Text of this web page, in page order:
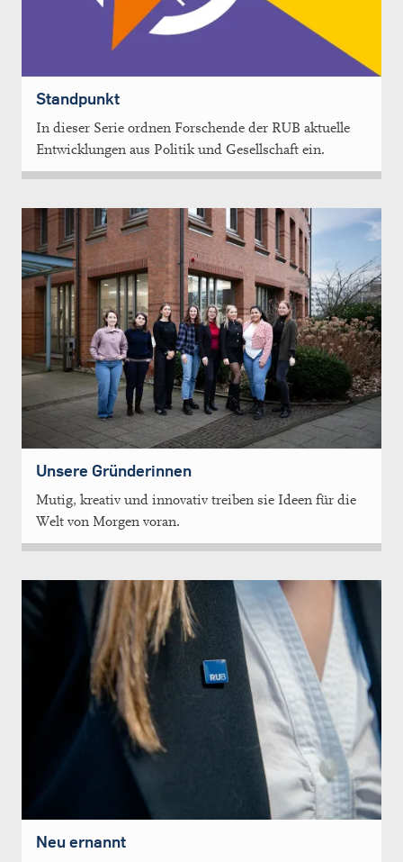
Standpunkt
In dieser Serie ordnen Forschende der RUB aktuelle
Entwicklungen aus Politik und Gesellschaft ein.
Unsere Gründerinnen
Mutig, kreativ und innovativ treiben sie Ideen für die
Welt von Morgen voran.
Neu ernannt